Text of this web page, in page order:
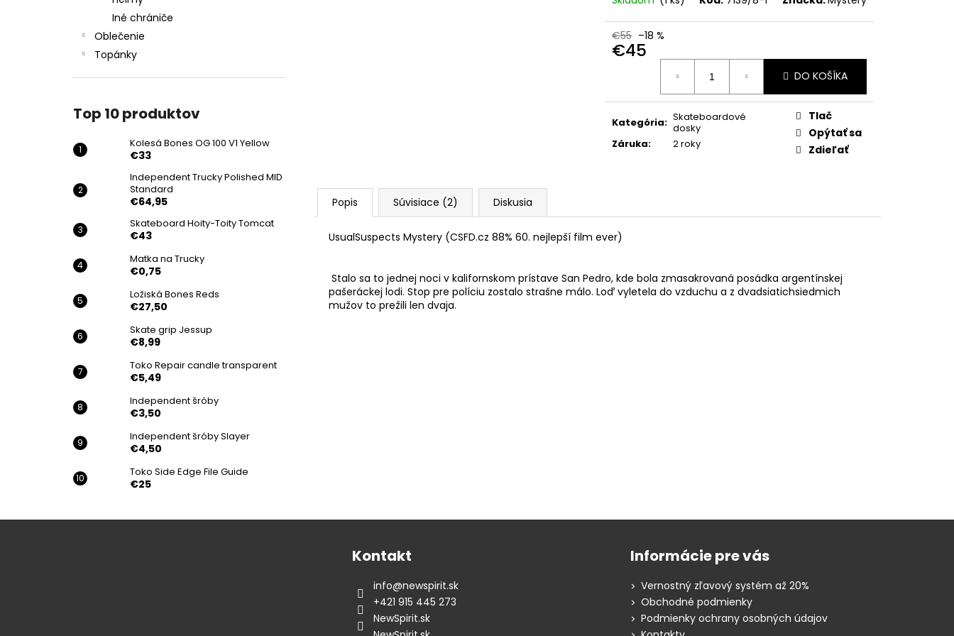
Iné chrániče
Oblečenie
Topánky
Top 10 produktov
Kolesá Bones OG 100 V1 Yellow
€33
Independent Trucky Polished MID
Standard
€64,95
Skateboard Hoity-Toity Tomcat
€43
Matka na Trucky
€0,75
Ložiská Bones Reds
€27,50
Skate grip Jessup
€8,99
Toko Repair candle transparent
€5,49
Independent šróby
€3,50
Independent šróby Slayer
€4,50
Toko Side Edge File Guide
€25
€55 –18 %
€45
Jednotková
DO KOŠÍKA
Kategória: Skateboardové
dosky
Záruka: 2 roky
Tlač
Opýtať sa
Zdieľať
Popis Súvisiace (2) Diskusia
UsualSuspects Mystery (CSFD.cz 88% 60. nejlepší film ever)
Stalo sa to jednej noci v kalifornskom prístave San Pedro, kde bola zmasakrovaná posádka argentínskej
pašeráckej lodi. Stop pre políciu zostalo strašne málo. Loď vyletela do vzduchu a z dvadsiatichsiedmich
mužov to prežili len dvaja.
KOLESÁ BONES OG 100 V1 YELLOW
Pôvodne:€39
SKATEBOARD HOITY-TOITY TOMCAT
€47
Kontakt
info@newspirit.sk
+421 915 445 273
NewSpirit.sk
Informácie pre vás
Vernostný zľavový systém až 20%
Obchodné podmienky
Podmienky ochrany osobných údajov